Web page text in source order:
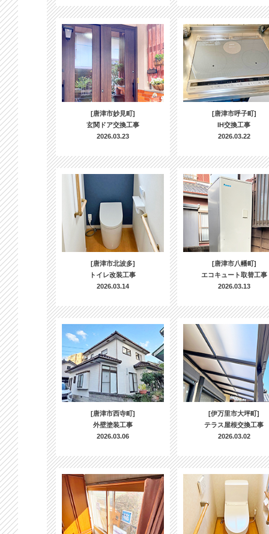
[唐津市妙見町]
玄関ドア交換工事
2026.03.23
[唐津市呼子町]
IH交換工事
2026.03.22
[唐津市北波多]
トイレ改装工事
2026.03.14
[唐津市八幡町]
エコキュート取替工事
2026.03.13
[唐津市西寺町]
外壁塗装工事
2026.03.06
[伊万里市大坪町]
テラス屋根交換工事
2026.03.02